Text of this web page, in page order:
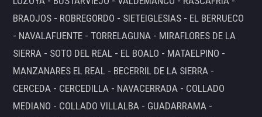
BRAOJOS - ROBREGORDO - SIETEIGLESIAS - EL BERRUECO
- NAVALAFUENTE - TORRELAGUNA - MIRAFLORES DE LA
SIERRA - SOTO DEL REAL - EL BOALO - MATAELPINO -
MANZANARES EL REAL - BECERRIL DE LA SIERRA -
CERCEDA - CERCEDILLA - NAVACERRADA - COLLADO
MEDIANO - COLLADO VILLALBA - GUADARRAMA -